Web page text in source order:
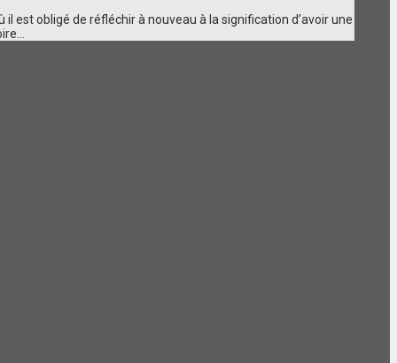
est obligé de réfléchir à nouveau à la signification d’avoir une